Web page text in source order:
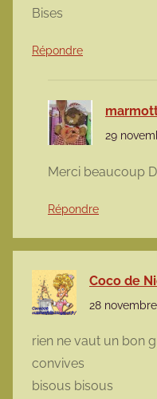
Bises
Répondre
29
Merci beaucoup
Répondre
Coco de
28
rien ne vaut un bon
convives
bisous bisous